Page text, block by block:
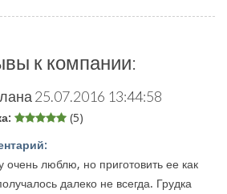
к компании:
25.07.2016 13:44:58
(5)
очень люблю, но приготовить ее как
далеко не всегда. Грудка